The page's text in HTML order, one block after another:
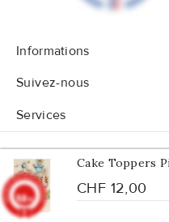
Cake Toppers
CHF 12,00
Informations
Suivez-nous
Services
© 2026 - Tous
9.8/10
902 avis